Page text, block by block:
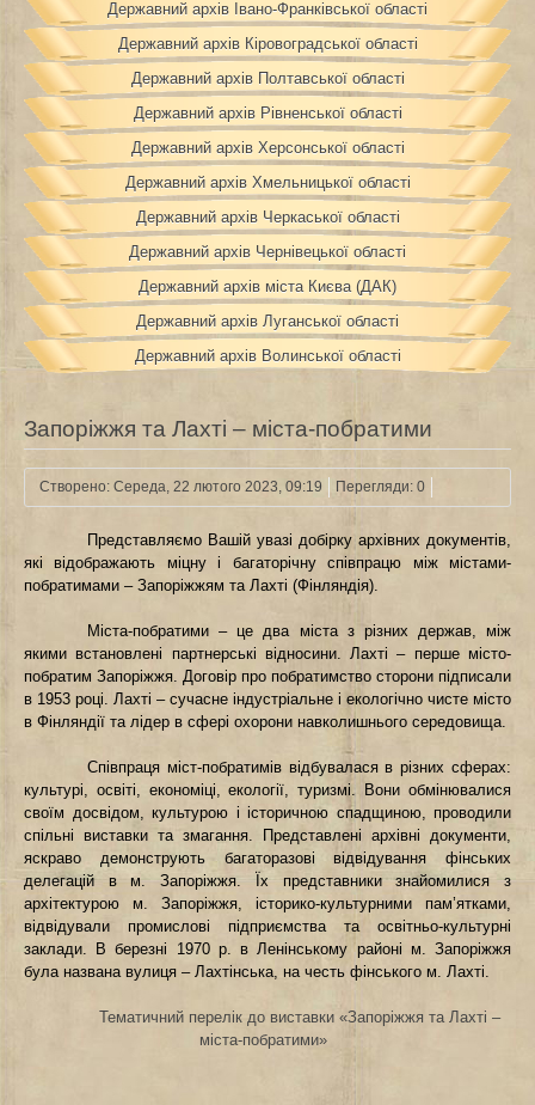
Державний архів Івано-Франківської області
Державний архів Кіровоградської області
Державний архів Полтавської області
Державний архів Рівненської області
Державний архів Херсонської області
Державний архів Хмельницької області
Державний архів Черкаської області
Державний архів Чернівецької області
Державний архів міста Києва (ДАК)
Державний архів Луганської області
Державний архів Волинської області
Запоріжжя та Лахті – міста-побратими
Створено: Середа, 22 лютого 2023, 09:19 Перегляди: 0
Представляємо Вашій увазі добірку архівних документів,
які відображають міцну і багаторічну співпрацю між містами-
побратимами – Запоріжжям та Лахті (Фінляндія).
Міста-побратими – це два міста з різних держав, між
якими встановлені партнерські відносини. Лахті – перше місто-
побратим Запоріжжя. Договір про побратимство сторони підписали
в 1953 році. Лахті – сучасне індустріальне і екологічно чисте місто
в Фінляндії та лідер в сфері охорони навколишнього середовища.
Співпраця міст-побратимів відбувалася в різних сферах:
культурі, освіті, економіці, екології, туризмі. Вони обмінювалися
своїм досвідом, культурою і історичною спадщиною, проводили
спільні виставки та змагання. Представлені архівні документи,
яскраво демонструють багаторазові відвідування фінських
делегацій в м. Запоріжжя. Їх представники знайомилися з
архітектурою м. Запоріжжя, історико-культурними пам’ятками,
відвідували промислові підприємства та освітньо-культурні
заклади. В березні 1970 р. в Ленінському районі м. Запоріжжя
була названа вулиця – Лахтінська, на честь фінського м. Лахті.
Тематичний перелік до виставки «Запоріжжя та Лахті –
міста-побратими»